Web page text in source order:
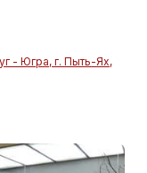
- Югра, г. Пыть-Ях,